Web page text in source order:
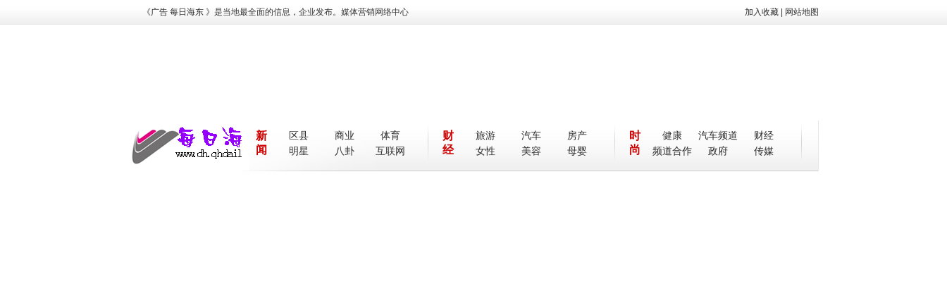
《广告 每日海东 》是当地最全面的信息，企业发布。媒体营销网络中心 加入收藏 网站地图
新
闻
区县 商业
体育
明星
八卦 互联网
财
经
旅游 汽车
房产
女性
美容 母婴
时
尚
健康 汽车频道
财经
频道合作
政府 传媒